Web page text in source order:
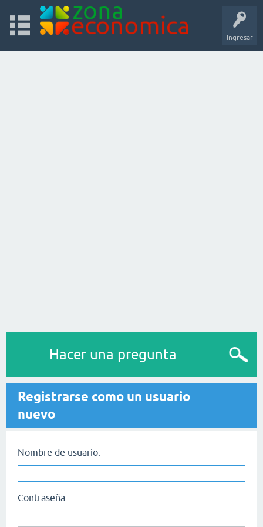
Ingresar
Hacer una pregunta
Registrarse como un usuario
nuevo
Nombre de usuario:
Contraseña: